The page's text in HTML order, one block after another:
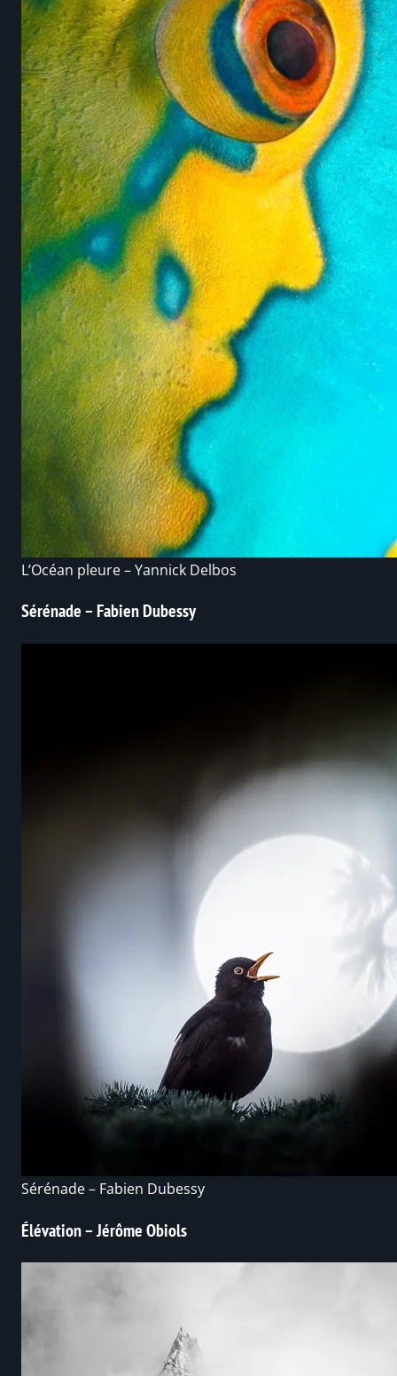
L’Océan pleure – Yannick Delbos
Sérénade – Fabien Dubessy
Sérénade – Fabien Dubessy
Élévation – Jérôme Obiols